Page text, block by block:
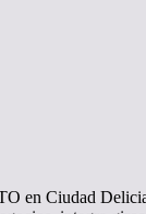
Ciudad